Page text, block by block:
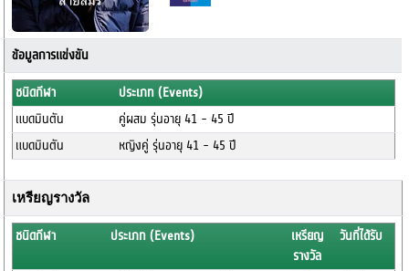
ข้อมูลการแข่งขัน
ชนิดกีฬา
ประเภท (Events)
แบดมินตัน
คู่ผสม รุ่นอายุ 41 - 45 ปี
แบดมินตัน
หญิงคู่ รุ่นอายุ 41 - 45 ปี
เหรียญรางวัล
ชนิดกีฬา ประเภท (Events)
เหรียญ
รางวัล
วันที่ได้รับ